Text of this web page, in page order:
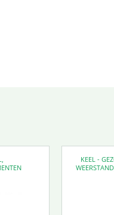
,
KEEL -
WEERSTAND